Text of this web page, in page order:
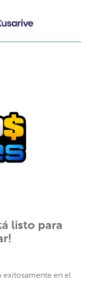
listo para
exitosamente en el